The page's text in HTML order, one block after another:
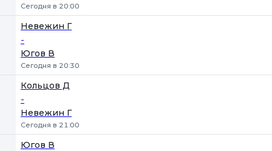
Сегодня в 20:00
Невежин Г
-
Югов В
Сегодня в 20:30
Кольцов Д
-
Невежин Г
Сегодня в 21:00
Югов В